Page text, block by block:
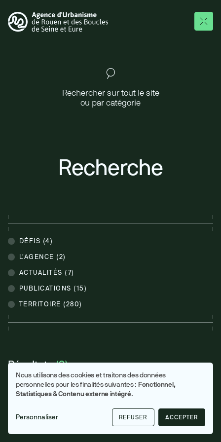
Rechercher sur le site
Rechercher sur tout le site
ou par catégorie
DÉFIS (4)
L'AGENCE (2)
ACTUALITÉS (7)
PUBLICATIONS (15)
TERRITOIRE (280)
Résultats(0)
Utilisation
des
données
personnelles
Nous utilisons des cookies et traitons des données
personnelles pour les finalités suivantes : Fonctionnel,
Statistiques & Contenu externe intégré.
Personnaliser REFUSER ACCEPTER